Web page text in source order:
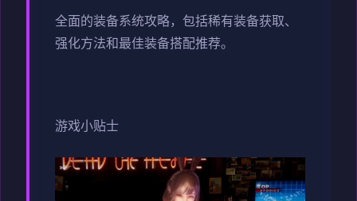
全面的装备系统攻略，包括稀有装备获取、
强化方法和最佳装备搭配推荐。
游戏小贴士